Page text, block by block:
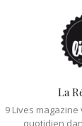
La
9 Lives